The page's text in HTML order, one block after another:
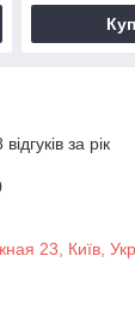
за рік
23, Київ,